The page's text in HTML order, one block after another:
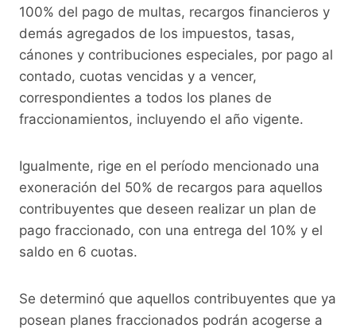
100% del pago de multas, recargos financieros y
demás agregados de los impuestos, tasas,
cánones y contribuciones especiales, por pago al
contado, cuotas vencidas y a vencer,
correspondientes a todos los planes de
fraccionamientos, incluyendo el año vigente.
Igualmente, rige en el período mencionado una
exoneración del 50% de recargos para aquellos
contribuyentes que deseen realizar un plan de
pago fraccionado, con una entrega del 10% y el
saldo en 6 cuotas.
Se determinó que aquellos contribuyentes que ya
posean planes fraccionados podrán acogerse a